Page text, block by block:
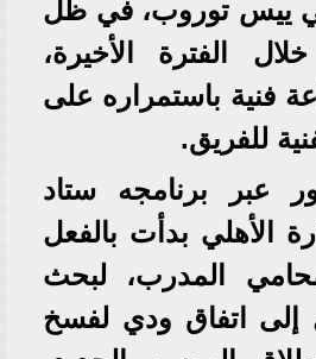
ييس توروب، في ظل
الفترة الأخيرة،
فنية باستمراره على
للفريق.
عبر برنامجه ستاد
الأهلي بدأت بالفعل
المدرب، لبحث
إلى اتفاق ودي لفسخ